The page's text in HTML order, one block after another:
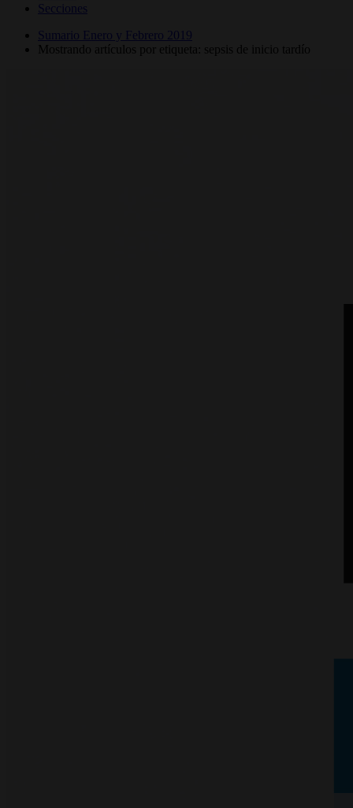
Secciones
Sumario Enero y Febrero 2019
Mostrando artículos por etiqueta: sepsis de inicio tardío